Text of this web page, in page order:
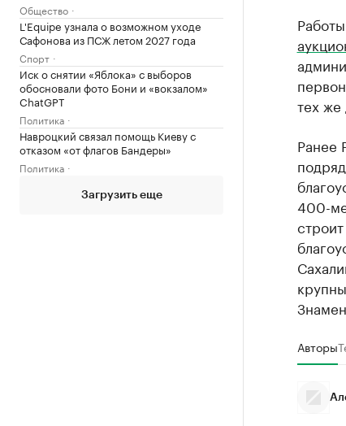
Общество
L'Equipe узнала о возможном уходе
Сафонова из ПСЖ летом 2027 года
Спорт
Иск о снятии «Яблока» с выборов
обосновали фото Бони и «вокзалом»
ChatGPT
Политика
Навроцкий связал помощь Киеву с
отказом «от флагов Бандеры»
Политика
Загрузить еще
тех же
Ранее
400-
Авторы